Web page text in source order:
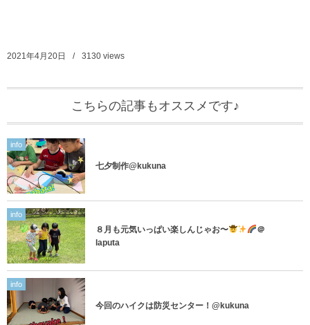
2021年4月20日 3130 views
こちらの記事もオススメです♪
info
七夕制作@kukuna
info
８月も元気いっぱい楽しんじゃお〜
＠
laputa
info
今回のハイクは防災センター！@kukuna